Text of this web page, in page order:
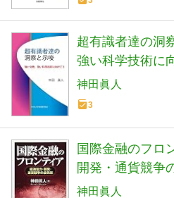
超有識者達の洞
強い科学技術に
神田眞人
3
国際金融のフロ
開発・通貨競争
神田眞人